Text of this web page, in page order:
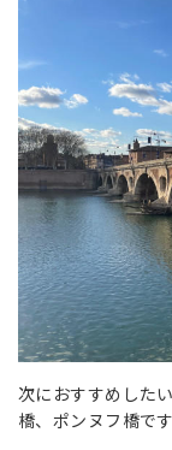
次におすすめした
橋、ポンヌフ橋です